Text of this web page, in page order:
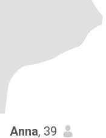
Anna, 39